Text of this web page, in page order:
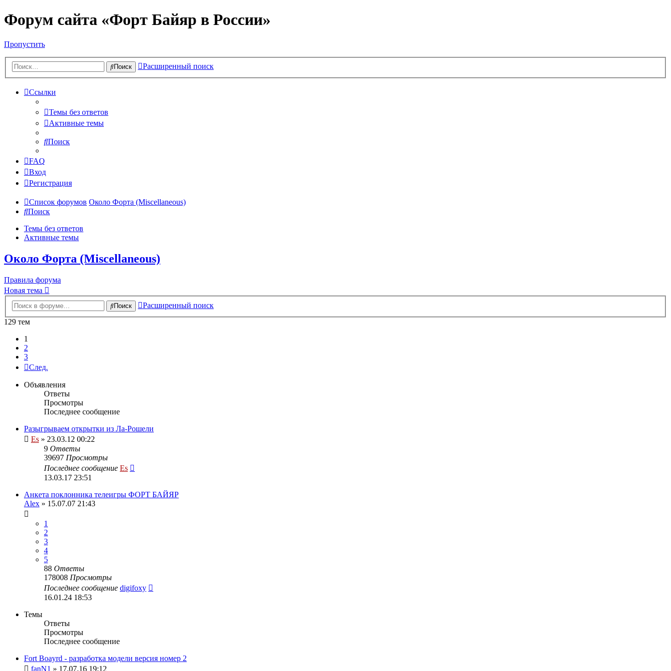
Форум сайта «Форт Байяр в России»
Пропустить
Поиск Расширенный поиск
Ссылки
Темы без ответов
Активные темы
Поиск
FAQ
Вход
Регистрация
Список форумов Около Форта (Miscellaneous)
Поиск
Темы без ответов
Активные темы
Около Форта (Miscellaneous)
Правила форума
Новая тема
Поиск
Расширенный поиск
129 тем
1
2
3
След.
Объявления
Ответы
Просмотры
Последнее сообщение
Разыгрываем открытки из Ла-Рошели
Es » 23.03.12 00:22
9 Ответы
39697 Просмотры
Последнее сообщение Es
13.03.17 23:51
Анкета поклонника телеигры ФОРТ БАЙЯР
Alex » 15.07.07 21:43
1
2
3
4
5
88 Ответы
178008 Просмотры
Последнее сообщение digifoxy
16.01.24 18:53
Темы
Ответы
Просмотры
Последнее сообщение
Fort Boayrd - разработка модели версия номер 2
fanN1 » 17.07.16 19:12